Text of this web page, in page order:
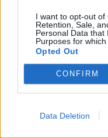
I want to opt-out of
Retention, Sale,
Personal Data that
Purposes for which
Opted Out
CONFIRM
Data Deletion